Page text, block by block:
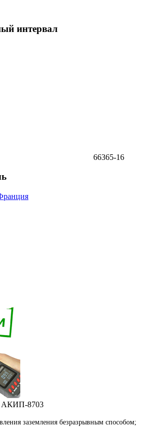
интервал
66365-16
АКИП-8703
заземления безразрывным способом;